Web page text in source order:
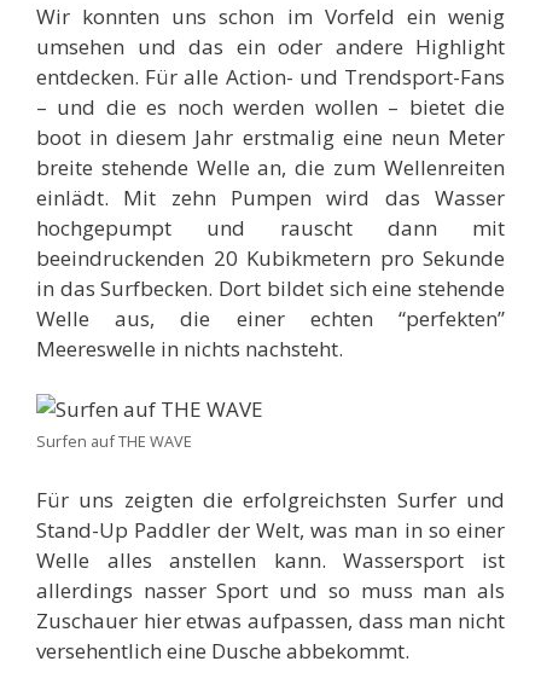
Wir konnten uns schon im Vorfeld ein wenig
umsehen und das ein oder andere Highlight
entdecken. Für alle Action- und Trendsport-Fans
– und die es noch werden wollen – bietet die
boot in diesem Jahr erstmalig eine neun Meter
breite stehende Welle an, die zum Wellenreiten
einlädt. Mit zehn Pumpen wird das Wasser
hochgepumpt und rauscht dann mit
beeindruckenden 20 Kubikmetern pro Sekunde
in das Surfbecken. Dort bildet sich eine stehende
Welle aus, die einer echten “perfekten”
Meereswelle in nichts nachsteht.
Surfen auf THE WAVE
Für uns zeigten die erfolgreichsten Surfer und
Stand-Up Paddler der Welt, was man in so einer
Welle alles anstellen kann. Wassersport ist
allerdings nasser Sport und so muss man als
Zuschauer hier etwas aufpassen, dass man nicht
versehentlich eine Dusche abbekommt.